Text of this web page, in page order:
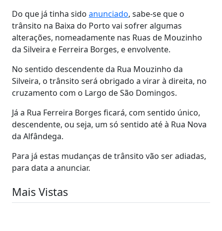
Do que já tinha sido anunciado, sabe-se que o
trânsito na Baixa do Porto vai sofrer algumas
alterações, nomeadamente nas Ruas de Mouzinho
da Silveira e Ferreira Borges, e envolvente.
No sentido descendente da Rua Mouzinho da
Silveira, o trânsito será obrigado a virar à direita, no
cruzamento com o Largo de São Domingos.
Já a Rua Ferreira Borges ficará, com sentido único,
descendente, ou seja, um só sentido até à Rua Nova
da Alfândega.
Para já estas mudanças de trânsito vão ser adiadas,
para data a anunciar.
Mais Vistas